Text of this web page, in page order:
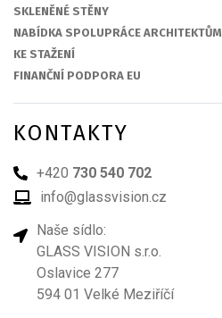
SKLENĚNÉ STĚNY
NABÍDKA SPOLUPRÁCE ARCHITEKTŮM
KE STAŽENÍ
FINANČNÍ PODPORA EU
KONTAKTY
+420 730 540 702
info@glassvision.cz
Naše sídlo:
GLASS VISION s.r.o.
Oslavice 277
594 01 Velké Meziříčí